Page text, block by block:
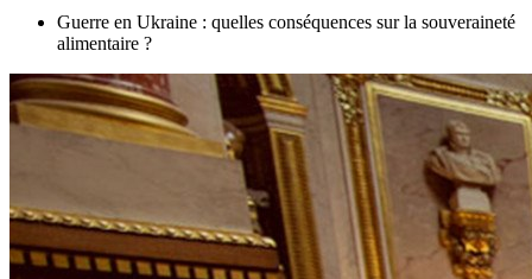
Guerre en Ukraine : quelles conséquences sur la souveraineté
alimentaire ?